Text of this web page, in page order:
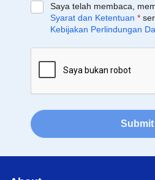
Saya telah membaca,
Syarat dan Ketentuan *
Kebijakan Perlindungan
Submit